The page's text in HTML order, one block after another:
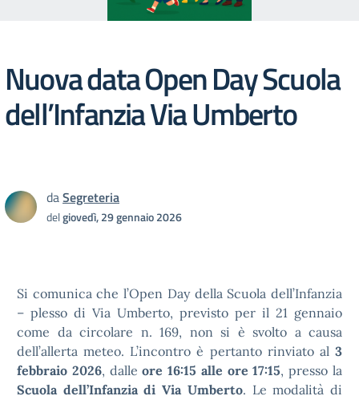
Nuova data Open Day Scuola
dell’Infanzia Via Umberto
daSegreteria
delgiovedì, 29 gennaio 2026
Si comunica che l’Open Day della Scuola dell’Infanzia
– plesso di Via Umberto, previsto per il 21 gennaio
come da circolare n. 169, non si è svolto a causa
dell’allerta meteo. L’incontro è pertanto rinviato al3
febbraio 2026, dalleore 16:15 alle ore 17:15, presso la
Scuola dell’Infanzia di Via Umberto. Le modalità di